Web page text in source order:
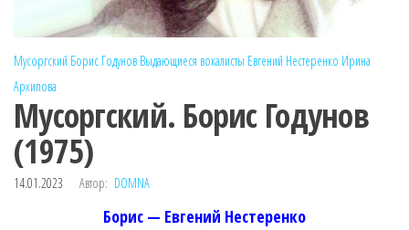
Мусоргский Борис Годунов Выдающиеся вокалисты Евгений Нестеренко Ирина
Архипова
Мусоргский. Борис Годунов
(1975)
14.01.2023 Автор: DOMNA
Борис — Евгений Нестеренко